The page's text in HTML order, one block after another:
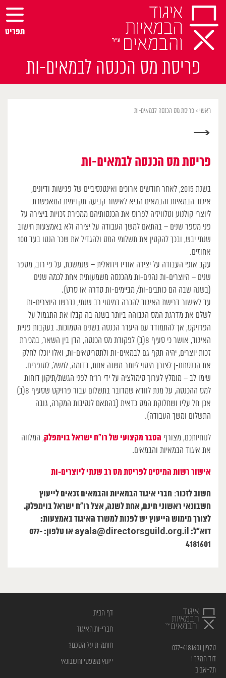
Skip
content
פריסת מס הכנסה לבמאים-ות
תפריט
ראשי > פריסת מס הכנסה לבמאים-ות
→
פריסת מס הכנסה לבמאים-ות
בשנת 2015, לאחר חודשים ארוכים ואינטנסיביים של פגישות ודיונים,
איגוד הבמאיות והבמאים הביא לאישור קביעה תקדימית המאפשרת
ליוצרי קולנוע וטלוויזיה לפרוס את הכנסותיהם ממכירת זכויות ביצירה על
פני מספר שנים – בהתאם למשך העבודה על יצירה ולא באמצעות חישוב
שנתי יבש, ובכך להקטין את תשלומי המס ולהגדיל את שכר הנטו בעד 100
אחוזים.
עקב אופי העבודה על יצירה אודיו ויזואלית – שנמשכת, על פי רוב, מספר
שנים – היוצרים-ות נהנים-ות מהכנסה משמעותית אחת לכמה שנים
(בשנה שבה הם כותבים-ות/ מביימים-ות סדרה או סרט).
עד לאישור דרישת האיגוד להכרה במיסוי רב שנתי, נדרשו היוצרים-ות
לשלם את מדרגת המס הגבוהה ביותר בשנה בה קבלו את התגמול על
הפרויקט, אך להתמודד עם היעדר הכנסה בשנים הסמוכות. בעקבות פניית
האיגוד, אושר כי סעיף 8(ב) לפקודת מס הכנסה, הדן בין השאר, במכירת
זכות יוצרים, יהיה תקף גם לבמאים-ות ולתסריטאים-ות, ואלו יוכלו לחלק
את הכנסתם-ן לצורך מיסוי ליותר משנה אחת, בדומה, למשל, לסופרים.
שימו לב – מומלץ לערוך סימולציה על ידי רו”ח לפני הגשת/תיקון דוחות
למס ההכנסה, על מנת לוודא שמדובר בתשלום עבור פרויקט שסעיף 8(ב)
אכן חל עליו ושחלוקת המס כדאית (בהתאם לנסיבות המקרה, גובה
התשלום ומשך העבודה).
לנוחיותכם, מצורף הסבר מקצועי של רו”ח ישראל בוימפלק, המלווה
את איגוד הבמאיות והבמאים.
אישור רשות המיסים לפריסת מס רב שנתי ליוצרים-ות
חשוב לזכור: חברי איגוד הבמאיות והבמאים זכאים לייעוץ
חשבונאי ראשוני חינם, אחת לשנה, אצל רו”ח ישראל בוימפלק.
לצורך מימוש הייעוץ יש לפנות למשרד האיגוד באמצעות:
דוא”ל:ayala@directorsguild.org.il
או טלפון: 077-
4181601
טלפון 077-4181601
דוד המלך 1
תל-אביב
דף הבית
חברי-ות האיגוד
חותמ-ת על הסכם?
ייעוץ משפטי וחשבונאי